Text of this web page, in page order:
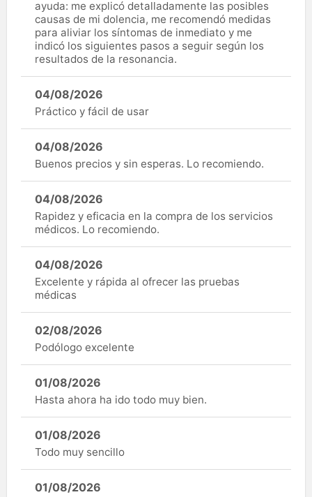
ayuda: me explicó detalladamente las posibles
causas de mi dolencia, me recomendó medidas
para aliviar los síntomas de inmediato y me
indicó los siguientes pasos a seguir según los
resultados de la resonancia.
04/08/2026
Práctico y fácil de usar
04/08/2026
Buenos precios y sin esperas. Lo recomiendo.
04/08/2026
Rapidez y eficacia en la compra de los servicios
médicos. Lo recomiendo.
04/08/2026
Excelente y rápida al ofrecer las pruebas
médicas
02/08/2026
Podólogo excelente
01/08/2026
Hasta ahora ha ido todo muy bien.
01/08/2026
Todo muy sencillo
01/08/2026